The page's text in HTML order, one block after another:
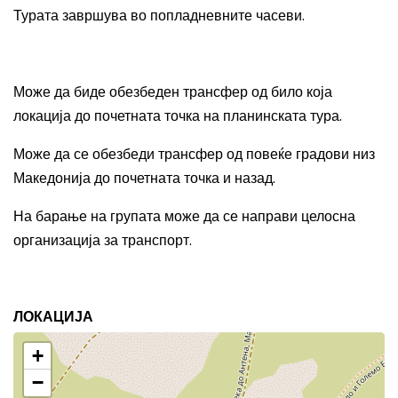
Турата завршува во попладневните часеви.
Може да биде обезбеден трансфер од било која
локација до почетната точка на планинската тура.
Може да се обезбеди трансфер од повеќе градови низ
Македонија до почетната точка и назад.
На барање на групата може да се направи целосна
организација за транспорт.
ЛОКАЦИЈА
+
−